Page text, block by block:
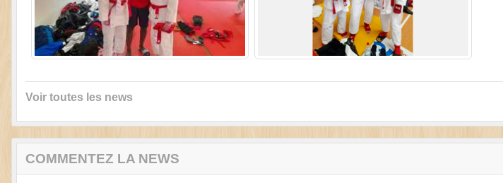
Voir toutes les news
COMMENTEZ LA NEWS